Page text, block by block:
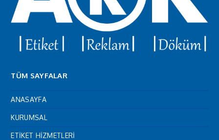
TÜM SAYFALAR
ANASAYFA
KURUMSAL
ETİKET HİZMETLERİ